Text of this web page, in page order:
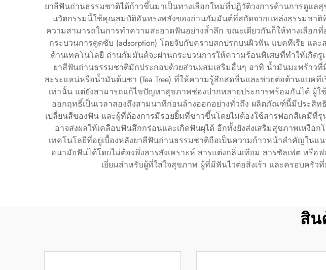
ยาสีฟันถ่านธรรมชาติได้ก้าวขึ้นมาเป็นทางเลือกใหม่ที่ปฏิวัติวงการด้านการดู
นวัตกรรมนี้ใช้คุณสมบัติอันทรงพลังของถ่านกัมมันต์ที่สกัดจากแหล่งธรรมชาติ
ความสามารถในการทำความสะอาดฟันอย่างล้ำลึก ขณะเดียวกันก็ให้ทางเลื
กระบวนการดูดซับ (adsorption) โดยจับกับคราบสกปรกบนผิวฟัน แบคทีเรีย แ
ด้านเทคโนโลยี ถ่านกัมมันต์จะผ่านกระบวนการให้ความร้อนพิเศษที่ทำให้เกิด
ยาสีฟันถ่านธรรมชาติมักประกอบด้วยส่วนผสมเสริมอื่นๆ อาทิ น้ำมันมะพร้า
สะระแหน่หรือน้ำมันต้นชา (Tea Tree) ที่ให้ความรู้สึกสดชื่นและช่วยต่อต้านแบค
เท่านั้น แต่ยังสามารถแก้ไขปัญหาสุขภาพช่องปากหลายประการพร้อมกันได้ ผู้
ออกฤทธิ์เป็นเวลาสองถึงสามนาทีก่อนล้างออกอย่างทั่วถึง ผลิตภัณฑ์นี้มีประสิ
เปลี่ยนสีของฟัน และผู้ที่ต้องการมีรอยยิ้มที่ขาวขึ้นโดยไม่ต้องใช้สารฟอกสีเคมี
อาจส่งผลให้เคลือบฟันสึกกร่อนและเกิดฟันผุได้ อีกทั้งยังส่งเสริมสุขภาพเหงือ
เทคโนโลยีที่อยู่เบื้องหลังยาสีฟันถ่านธรรมชาติถือเป็นความก้าวหน้าสำคัญใน
อนามัยฟันได้โดยไม่ต้องพึ่งสารสังเคราะห์ สารแต่งกลิ่นเทียม สารซัลเฟต หรื
เยี่ยมสำหรับผู้ที่ใส่ใจสุขภาพ ผู้ที่มีฟันไวต่อสิ่งเร้า และครอบครั
สิน